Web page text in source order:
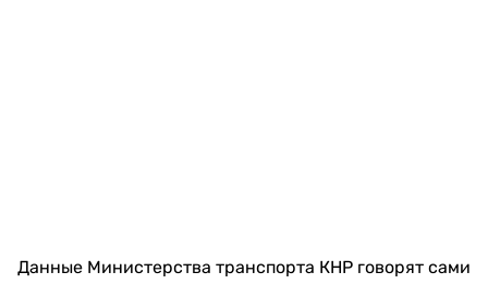
Данные Министерства транспорта КНР говорят сами